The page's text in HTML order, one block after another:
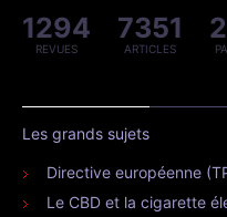
1294
REVUES
7351
ARTICLES
Les grands sujets
Directive européenne
Le CBD et la cigarette